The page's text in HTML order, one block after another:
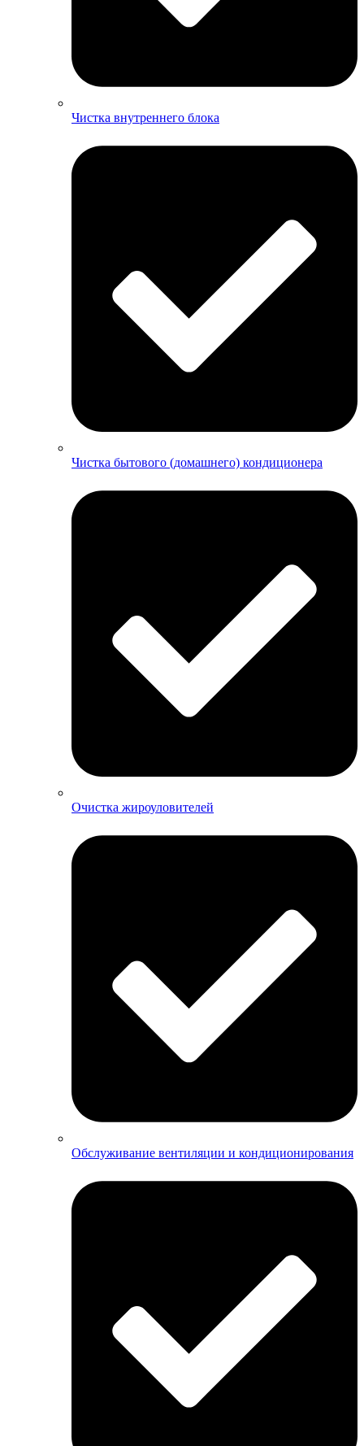
Чистка внутреннего блока
Чистка бытового (домашнего) кондиционера
Очистка жироуловителей
Обслуживание вентиляции и кондиционирования